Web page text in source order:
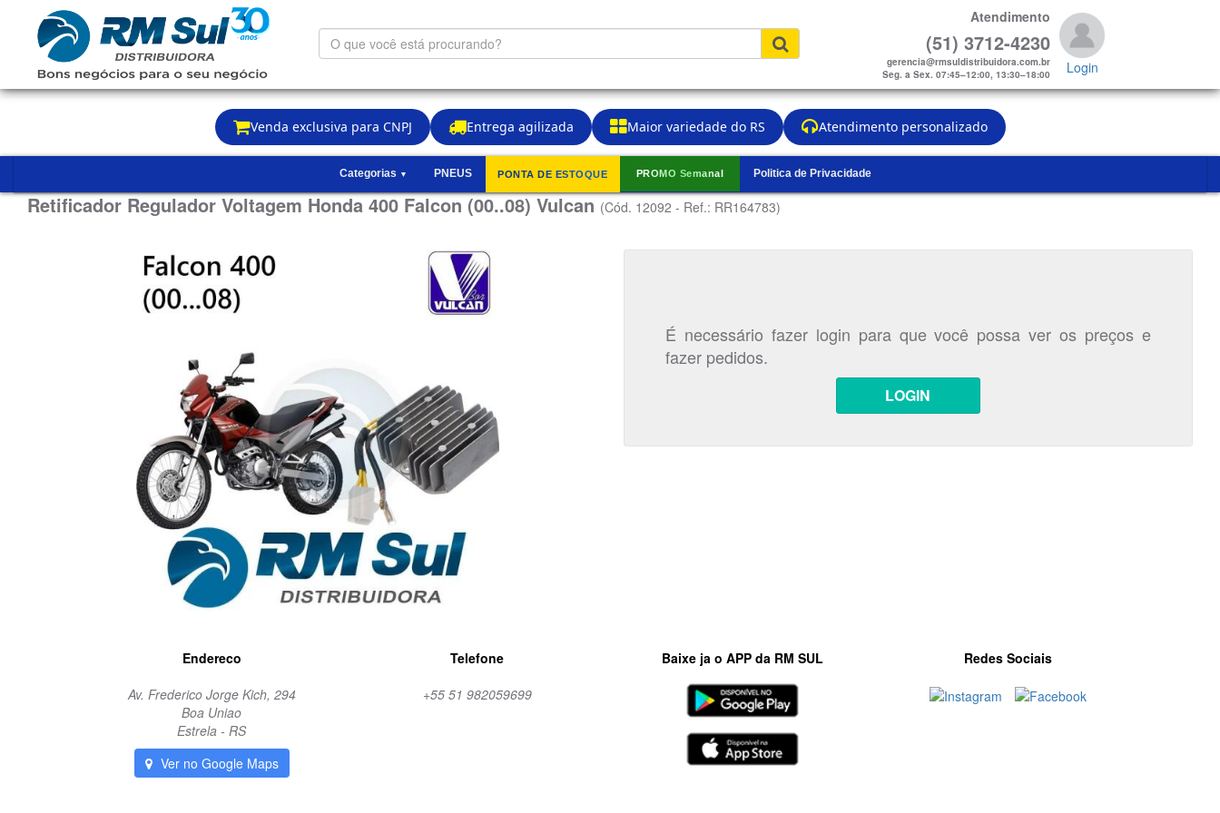
Venda exclusiva para CNPJ Entrega agilizada Maior variedade do RS Atendimento personalizado
O
que
está
procurando?
Atendimento
(51) 3712-4230
gerencia@rmsuldistribuidora.com.br
Seg. a Sex. 07:45–12:00, 13:30–18:00
Login
Categorias ▼ PNEUS PONTA DE ESTOQUE PROMO Semanal Politica de Privacidade
Retificador Regulador Voltagem Honda 400 Falcon (00..08) Vulcan(Cód. 12092 - Ref.: RR164783)
É necessário fazer login para que você possa ver os preços e
fazer pedidos.
LOGIN
Endereco
Av. Frederico Jorge Kich, 294
Boa Uniao
Estrela - RS
Ver no Google Maps
Telefone
+55 51 982059699
Baixe ja o APP da RM SUL Redes Sociais